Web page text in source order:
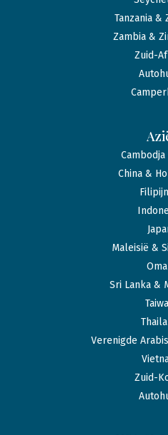
Tanzania &
Zambia &
Zuid-
Cambodja
China &
Maleisië &
Sri Lanka &
Verenigde
Zuid-